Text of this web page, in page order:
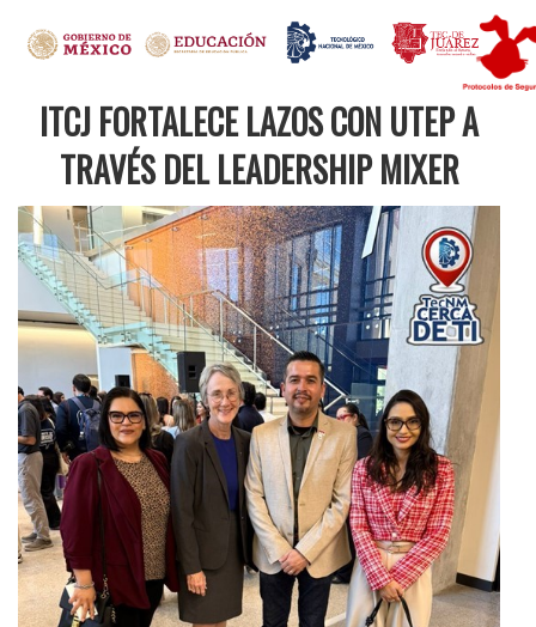
ITCJ FORTALECE LAZOS CON UTEP A
TRAVÉS DEL LEADERSHIP MIXER